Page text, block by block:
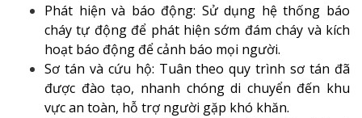
Phát hiện và báo động: Sử dụng hệ thống báo
cháy tự động để phát hiện sớm đám cháy và kích
hoạt báo động để cảnh báo mọi người.
Sơ tán và cứu hộ: Tuân theo quy trình sơ tán đã
được đào tạo, nhanh chóng di chuyển đến khu
vực an toàn, hỗ trợ người gặp khó khăn.